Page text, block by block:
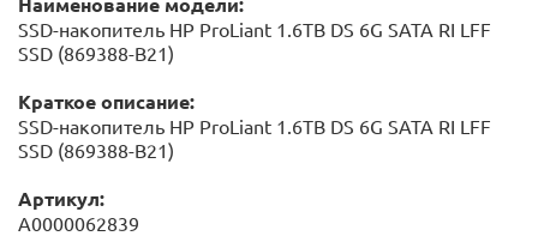
SSD-накопитель HP ProLiant 1.6TB DS 6G SATA RI LFF
SSD (869388-B21)
Краткое описание:
SSD-накопитель HP ProLiant 1.6TB DS 6G SATA RI LFF
SSD (869388-B21)
Артикул:
А0000062839